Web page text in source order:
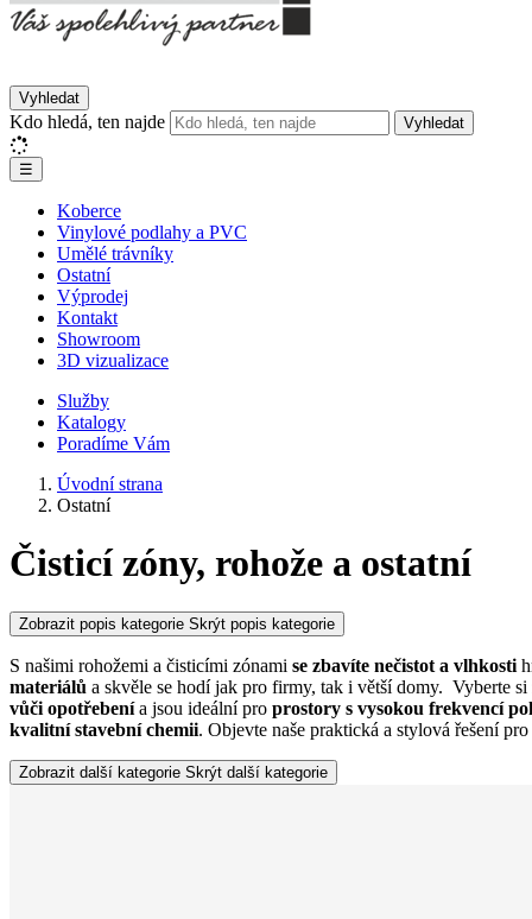
Vyhledat
Kdo hledá, ten najde Vyhledat
☰
Koberce
Vinylové podlahy a PVC
Umělé trávníky
Ostatní
Výprodej
Kontakt
Showroom
3D vizualizace
Služby
Katalogy
Poradíme Vám
Úvodní strana
Ostatní
Čisticí zóny, rohože a ostatní
Zobrazit popis kategorie Skrýt popis kategorie
S našimi rohožemi a čisticími zónami se zbavíte nečistot a vlhkosti
materiálů a skvěle se hodí jak pro firmy, tak i větší domy. Vyberte
vůči opotřebenía jsou ideální pro prostory s vysokou frekvencí
kvalitní stavební chemii. Objevte naše praktická a stylová řešení
Zobrazit další kategorie Skrýt další kategorie